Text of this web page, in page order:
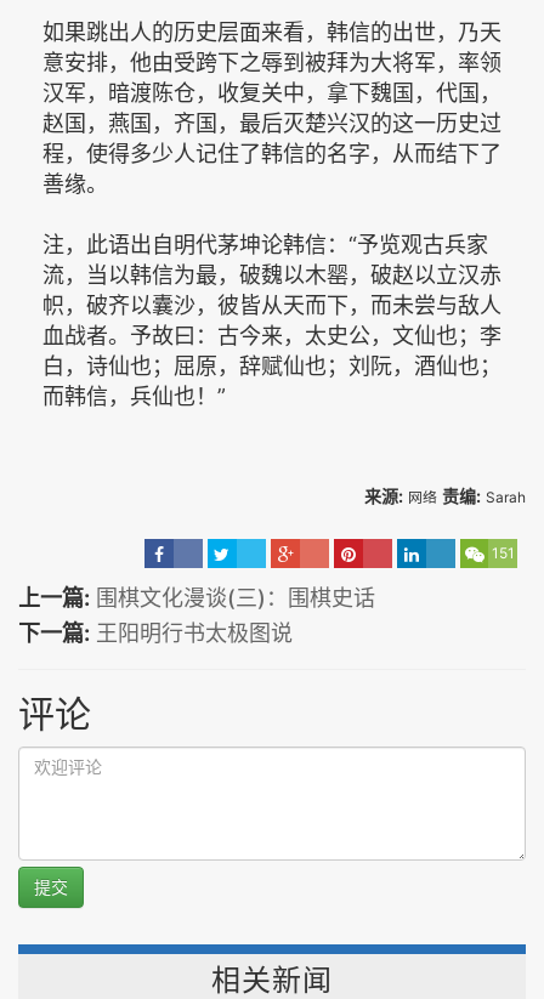
如果跳出人的历史层面来看，韩信的出世，乃天
意安排，他由受跨下之辱到被拜为大将军，率领
汉军，暗渡陈仓，收复关中，拿下魏国，代国，
赵国，燕国，齐国，最后灭楚兴汉的这一历史过
程，使得多少人记住了韩信的名字，从而结下了
善缘。
注，此语出自明代茅坤论韩信：“予览观古兵家
流，当以韩信为最，破魏以木罂，破赵以立汉赤
帜，破齐以囊沙，彼皆从天而下，而未尝与敌人
血战者。予故曰：古今来，太史公，文仙也；李
白，诗仙也；屈原，辞赋仙也；刘阮，酒仙也；
而韩信，兵仙也！”
来源: 网络 责编: Sarah
151
上一篇: 围棋文化漫谈(三)：围棋史话
下一篇: 王阳明行书太极图说
评论
提交
相关新闻